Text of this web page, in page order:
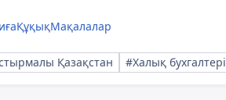
ҚұқықМақалалар
Қазақстан #Халық бухгалтері